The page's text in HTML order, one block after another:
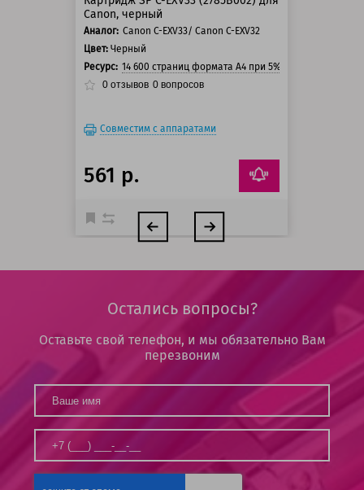
Canon, черный
Аналог: Canon C-EXV33/ Canon C-EXV32
Цвет: Черный
Ресурс: 14 600 страниц формата А4 при 5% заполнении
0 отзывов 0 вопросов
Совместим с аппаратами
561 р.
Остались вопросы?
Оставьте свой телефон, и мы обязательно Вам
перезвоним